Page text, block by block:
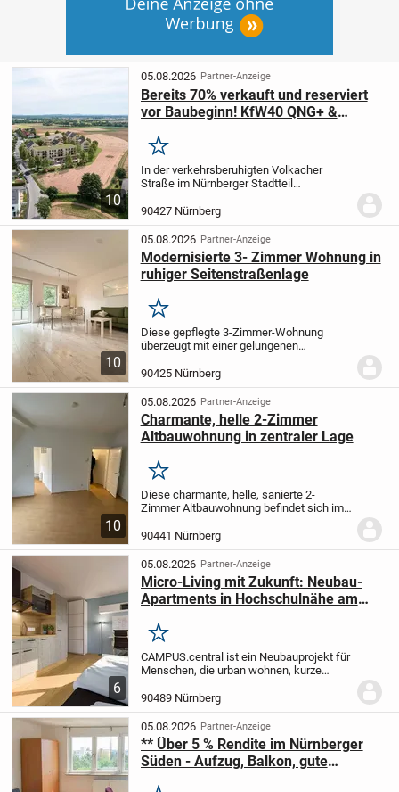
10
05.08.2026 Partner-Anzeige
Bereits 70% verkauft und reserviert
vor Baubeginn! KfW40 QNG+ &
Merken
In der verkehrsberuhigten Volkacher
Straße im Nürnberger Stadtteil
attraktiver Randlage und mit Blick ins
Grüne, die Gründlacher Gärten – ein
Gemeinschaftsprojekt...
90427 Nürnberg
10
05.08.2026 Partner-Anzeige
Modernisierte 3- Zimmer Wohnung in
ruhiger Seitenstraßenlage
Merken
Diese gepflegte 3-Zimmer-Wohnung
überzeugt mit einer gelungenen
einem modernen Gesamtbild. Die
Wohnung wurde im Jahr 2016 umfassend
modernisiert und bietet heute...
90425 Nürnberg
10
05.08.2026 Partner-Anzeige
Charmante, helle 2-Zimmer
Altbauwohnung in zentraler Lage
Merken
Diese charmante, helle, sanierte 2-
Zimmer Altbauwohnung befindet sich im
gepflegten Mehrfamilienhauses aus dem
Jahr 1915 in der Dianastraße, abseits der
Straße....
90441 Nürnberg
6
05.08.2026 Partner-Anzeige
Micro-Living mit Zukunft: Neubau-
Apartments in Hochschulnähe am
Merken
CAMPUS.central ist ein Neubauprojekt für
Menschen, die urban wohnen, kurze
effiziente Wohnform setzen. In der
Felseckerstraße 1 entstehen 43
kompakte Apartments,...
90489 Nürnberg
05.08.2026 Partner-Anzeige
** Über 5 % Rendite im Nürnberger
Süden - Aufzug, Balkon, gute